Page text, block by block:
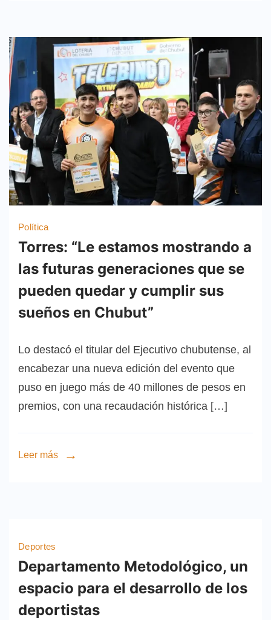
Política
Torres: “Le estamos mostrando a
las futuras generaciones que se
pueden quedar y cumplir sus
sueños en Chubut”
Lo destacó el titular del Ejecutivo chubutense, al
encabezar una nueva edición del evento que
puso en juego más de 40 millones de pesos en
premios, con una recaudación histórica […]
Leer más
Deportes
Departamento Metodológico, un
espacio para el desarrollo de los
deportistas